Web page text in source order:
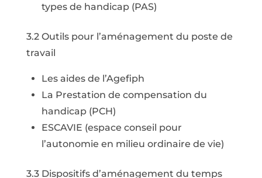
types de handicap (PAS)
3.2 Outils pour l’aménagement du poste de
travail
Les aides de l’Agefiph
La Prestation de compensation du
handicap (PCH)
ESCAVIE (espace conseil pour
l’autonomie en milieu ordinaire de vie)
3.3 Dispositifs d’aménagement du temps